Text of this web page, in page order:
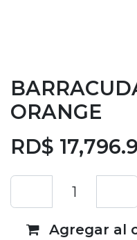
ORANGE
RD$
Agregar al